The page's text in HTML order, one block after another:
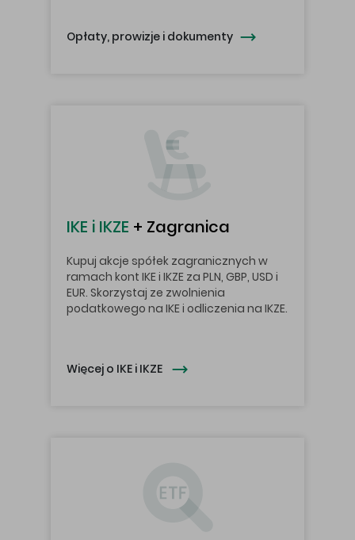
Opłaty, prowizje i dokumenty
IKE i IKZE + Zagranica
Kupuj akcje spółek zagranicznych w
ramach kont IKE i IKZE za PLN, GBP, USD i
EUR. Skorzystaj ze zwolnienia
podatkowego na IKE i odliczenia na IKZE.
Więcej o IKE i IKZE